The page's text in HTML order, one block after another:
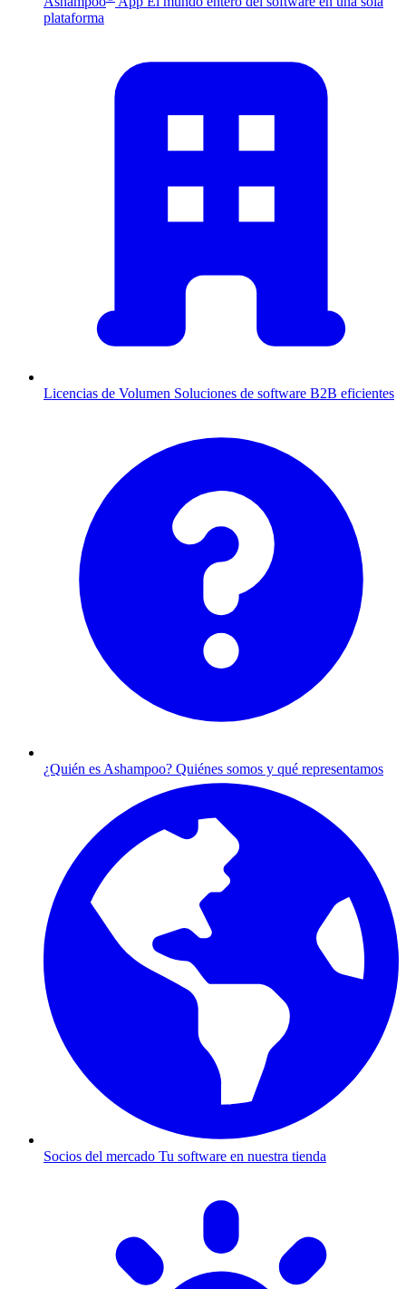
plataforma
Licencias de Volumen Soluciones de software B2B eficientes
¿Quién es Ashampoo? Quiénes somos y qué representamos
Socios del mercado Tu software en nuestra tienda